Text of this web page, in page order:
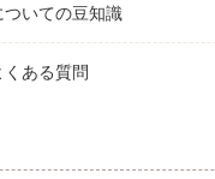
いての豆知識
ある質問